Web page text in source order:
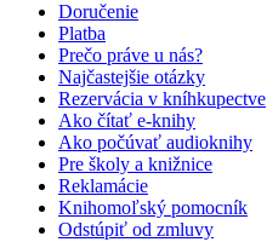
Doručenie
Platba
Prečo práve u nás?
Najčastejšie otázky
Rezervácia v kníhkupectve
Ako čítať e-knihy
Ako počúvať audioknihy
Pre školy a knižnice
Reklamácie
Knihomoľský pomocník
Odstúpiť od zmluvy